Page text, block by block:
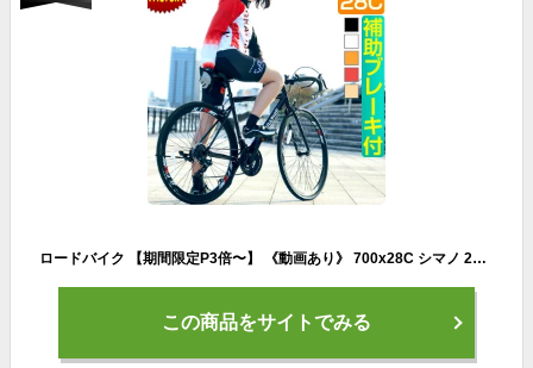
ロードバイク 【期間限定P3倍〜】 《動画あり》 700x28C シマノ 21段変速 補助ブレーキ ディープリム 40mm 自転車 ロードレーサー ドロップハンドル 補助ブレーキ 入門 初心者 サイクリング 通勤 通学 ☆ プレゼント ギフト 熱中症対策 防災グッズ 秋冬
この商品をサイトでみる